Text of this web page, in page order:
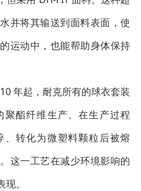
并将其输送到面料表面，使
运动中，也能帮助身体保持
年起，耐克所有的球衣套装
酯纤维生产。在生产过程
转化为微塑料颗粒后被熔
这一工艺在减少环境影响的
。